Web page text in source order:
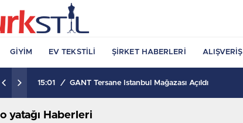
GIYIM EV TEKSTILI ŞIRKET HABERLERI ALIŞVERIŞ
15:01 / GANT Tersane İstanbul Mağazası Açıldı
yatağı Haberleri